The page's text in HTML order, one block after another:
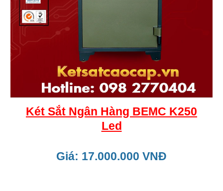
Két Sắt Ngân Hàng BEMC K250
Led
Giá: 17.000.000 VNĐ